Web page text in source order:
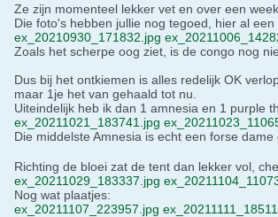
Ze zijn momenteel lekker vet en over een
Die foto's hebben jullie nog tegoed, hier al
ex_20210930_171832.jpg
Zoals het scherpe oog ziet, is de congo nog
Dus bij het ontkiemen is alles redelijk OK
maar 1je het van gehaald tot nu.
Uiteindelijk heb ik dan 1 amnesia en 1 purple
ex_20211021_183741.jpg
Die middelste Amnesia is echt een forse
Richting de bloei zat de tent dan lekker vol,
ex_20211029_183337.jpg
Nog wat plaatjes:
ex_20211107_223957.jpg